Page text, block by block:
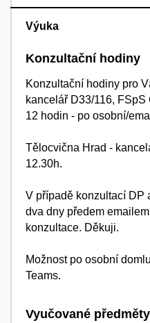
Výuka
Konzultační hodiny
Konzultační hodiny pro
kancelář D33/116,
12 hodin - po osobní/
Tělocvična Hrad -
12.30h.
V případě konzultací DP
dva dny předem
konzultace. Děkuji.
Možnost po osobní
Teams.
Vyučované předměty